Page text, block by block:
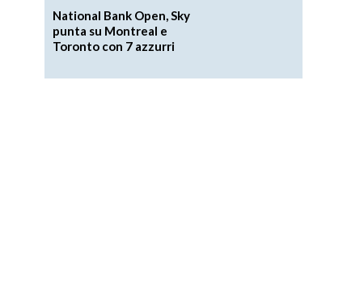
National Bank Open, Sky
punta su Montreal e
Toronto con 7 azzurri